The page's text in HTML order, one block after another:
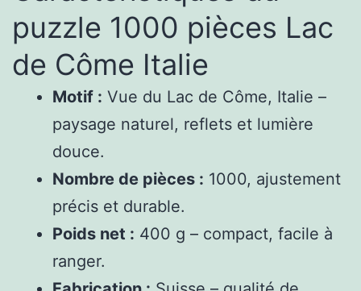
puzzle 1000 pièces Lac
de Côme Italie
Motif : Vue du Lac de Côme, Italie –
paysage naturel, reflets et lumière
douce.
Nombre de pièces : 1000, ajustement
précis et durable.
Poids net : 400 g – compact, facile à
ranger.